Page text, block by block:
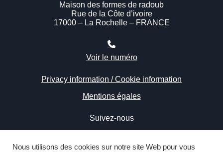
Maison des formes de radoub
Rue de la Côte d’ivoire
17000 – La Rochelle – FRANCE
Voir le numéro
Privacy information / Cookie information
Mentions égales
Suivez-nous
Nous utilisons des cookies sur notre site Web pour vous